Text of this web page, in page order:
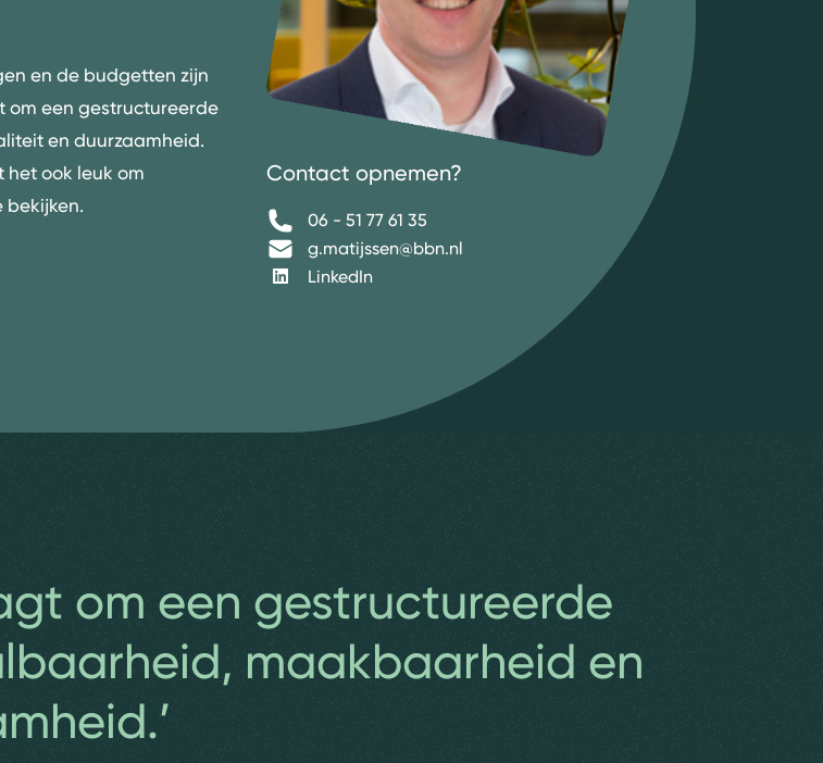
en de budgetten zijn
om een gestructureerde
en duurzaamheid.
het ook leuk om
Contact opnemen?
06 - 51 77 61 35
g.matijssen@bbn.nl
LinkedIn
om een gestructureerde
maakbaarheid en